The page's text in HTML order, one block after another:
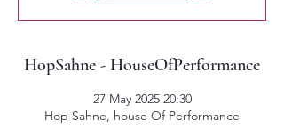
HopSahne - HouseOfPerformance
27 May 2025 20:30
Hop Sahne, house Of Performance